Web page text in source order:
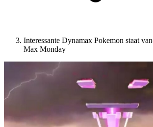
Interessante Dynamax Pokemon staat
Max Monday